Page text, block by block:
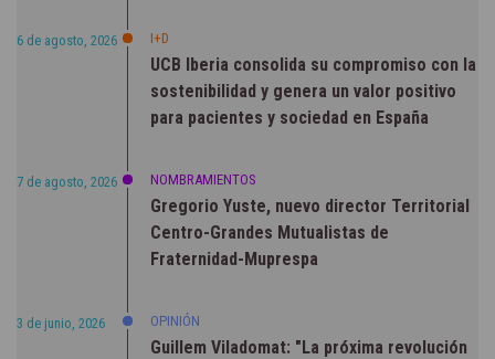
6 de agosto, 2026 I+D
UCB Iberia consolida su compromiso con la
sostenibilidad y genera un valor positivo
para pacientes y sociedad en España
7 de agosto, 2026 NOMBRAMIENTOS
Gregorio Yuste, nuevo director Territorial
Centro-Grandes Mutualistas de
Fraternidad-Muprespa
3 de junio, 2026 OPINIÓN
Guillem Viladomat: "La próxima revolución